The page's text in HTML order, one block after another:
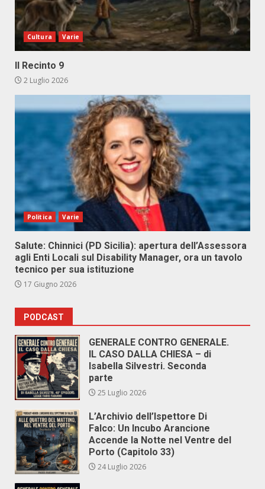
Cultura Varie
Il Recinto 9
2 Luglio 2026
Politica Varie
Salute: Chinnici (PD Sicilia): apertura dell’Assessora
agli Enti Locali sul Disability Manager, ora un tavolo
tecnico per sua istituzione
17 Giugno 2026
PODCAST
GENERALE CONTRO GENERALE.
IL CASO DALLA CHIESA – di
Isabella Silvestri. Seconda
parte
25 Luglio 2026
L’Archivio dell’Ispettore Di
Falco: Un Incubo Arancione
Accende la Notte nel Ventre del
Porto (Capitolo 33)
24 Luglio 2026